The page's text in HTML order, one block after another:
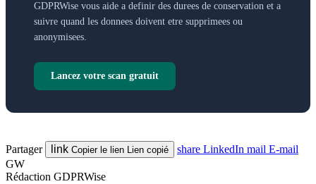
GDPRWise vous aide a definir des durees de conservation et a
suivre quand les donnees doivent etre supprimees ou
anonymisees.
Lancez votre scan gratuit
Partager link Copier le lien Lien copié share LinkedIn mail E-mail
GW
Rédaction GDPRWise